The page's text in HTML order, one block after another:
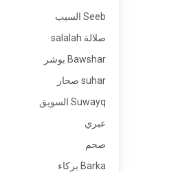
Seeb السيب
صلالة salalah
Bawshar بوشر
suhar صحار
Suwayq السويق
عبري
صحم
Barka بركاء